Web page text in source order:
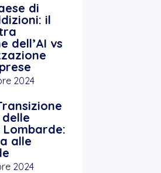
di
il
dell’AI vs
2024
Lombarde:
alle
2024